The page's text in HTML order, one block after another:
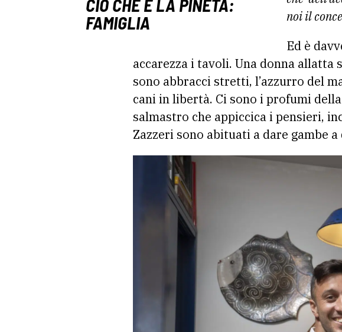
CIÒ CHE È LA PINETA:
FAMIGLIA
noi il
Ed è
accarezza i tavoli. Una donna allatta
sono abbracci stretti, l’azzurro del
cani in libertà. Ci sono i profumi
salmastro che appiccica i pensieri,
Zazzeri sono abituati a dare gambe